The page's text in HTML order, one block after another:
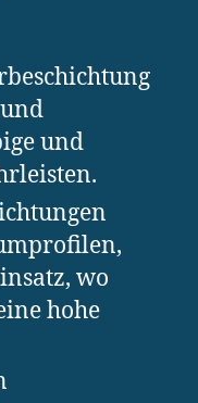
und
wo
hohe